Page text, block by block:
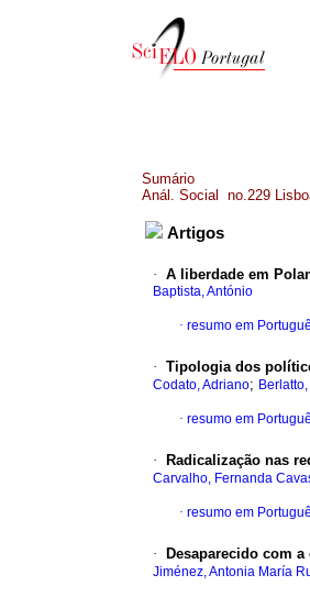
Sumário
Anál. Social no.229
Artigos
· A liberdade em
Baptista, António
· resumo em
· Tipologia dos
Codato, Adriano;
· resumo em
· Radicalização nas
Carvalho, Fernanda
· resumo em
· Desaparecido com a
Jiménez, Antonia María